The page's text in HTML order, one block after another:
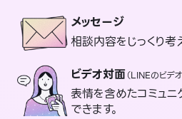
メッセージ
相談内容をじっくり考
ビデオ対面（LINEのビデ
表情を含めたコミュ
できます。